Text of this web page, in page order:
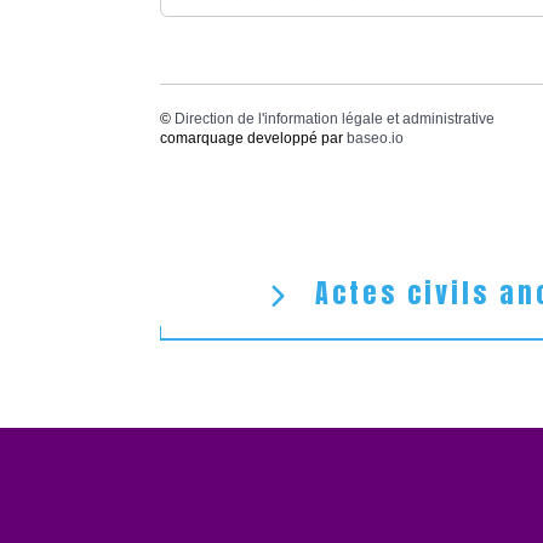
© Direction de l'information légale et administrative
comarquage developpé par baseo.io
Actes civils